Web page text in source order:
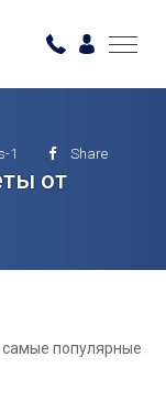
1 Share
от
самые популярные